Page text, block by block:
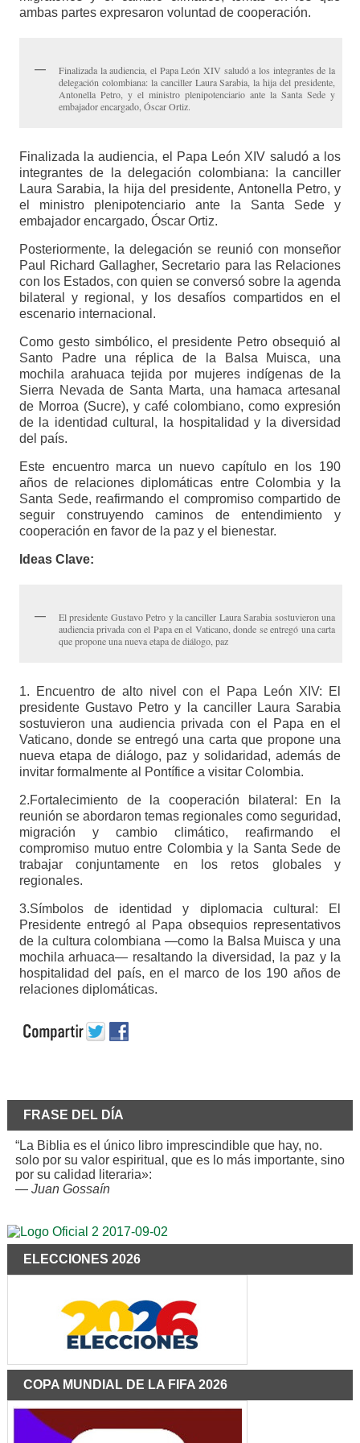
ambas partes expresaron voluntad de cooperación.
Finalizada la audiencia, el Papa León XIV saludó a los integrantes de la
delegación colombiana: la canciller Laura Sarabia, la hija del presidente,
Antonella Petro, y el ministro plenipotenciario ante la Santa Sede y
embajador encargado, Óscar Ortiz.
Finalizada la audiencia, el Papa León XIV saludó a los
integrantes de la delegación colombiana: la canciller
Laura Sarabia, la hija del presidente, Antonella Petro, y
el ministro plenipotenciario ante la Santa Sede y
embajador encargado, Óscar Ortiz.
Posteriormente, la delegación se reunió con monseñor
Paul Richard Gallagher, Secretario para las Relaciones
con los Estados, con quien se conversó sobre la agenda
bilateral y regional, y los desafíos compartidos en el
escenario internacional.
Como gesto simbólico, el presidente Petro obsequió al
Santo Padre una réplica de la Balsa Muisca, una
mochila arahuaca tejida por mujeres indígenas de la
Sierra Nevada de Santa Marta, una hamaca artesanal
de Morroa (Sucre), y café colombiano, como expresión
de la identidad cultural, la hospitalidad y la diversidad
del país.
Este encuentro marca un nuevo capítulo en los 190
años de relaciones diplomáticas entre Colombia y la
Santa Sede, reafirmando el compromiso compartido de
seguir construyendo caminos de entendimiento y
cooperación en favor de la paz y el bienestar.
Ideas Clave:
El presidente Gustavo Petro y la canciller Laura Sarabia sostuvieron una
audiencia privada con el Papa en el Vaticano, donde se entregó una carta
que propone una nueva etapa de diálogo, paz
1. Encuentro de alto nivel con el Papa León XIV: El
presidente Gustavo Petro y la canciller Laura Sarabia
sostuvieron una audiencia privada con el Papa en el
Vaticano, donde se entregó una carta que propone una
nueva etapa de diálogo, paz y solidaridad, además de
invitar formalmente al Pontífice a visitar Colombia.
2.Fortalecimiento de la cooperación bilateral: En la
reunión se abordaron temas regionales como seguridad,
migración y cambio climático, reafirmando el
compromiso mutuo entre Colombia y la Santa Sede de
trabajar conjuntamente en los retos globales y
regionales.
3.Símbolos de identidad y diplomacia cultural: El
Presidente entregó al Papa obsequios representativos
de la cultura colombiana —como la Balsa Muisca y una
mochila arhuaca— resaltando la diversidad, la paz y la
hospitalidad del país, en el marco de los 190 años de
relaciones diplomáticas.
FRASE DEL DÍA
“La Biblia es el único libro imprescindible que hay, no.
solo por su valor espiritual, que es lo más importante, sino
por su calidad literaria»:
— Juan Gossaín
ELECCIONES 2026
COPA MUNDIAL DE LA FIFA 2026